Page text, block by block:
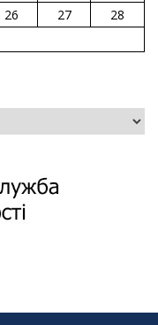
26 27
28